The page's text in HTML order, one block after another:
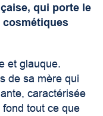
qui porte le
et glauque.
de sa mère qui
caractérisée
tout ce que